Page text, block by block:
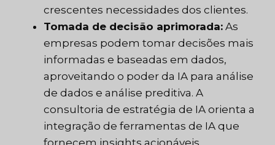
crescentes necessidades dos clientes.
Tomada de decisão aprimorada: As
empresas podem tomar decisões mais
informadas e baseadas em dados,
aproveitando o poder da IA para análise
de dados e análise preditiva. A
consultoria de estratégia de IA orienta a
integração de ferramentas de IA que
fornecem insights acionáveis,